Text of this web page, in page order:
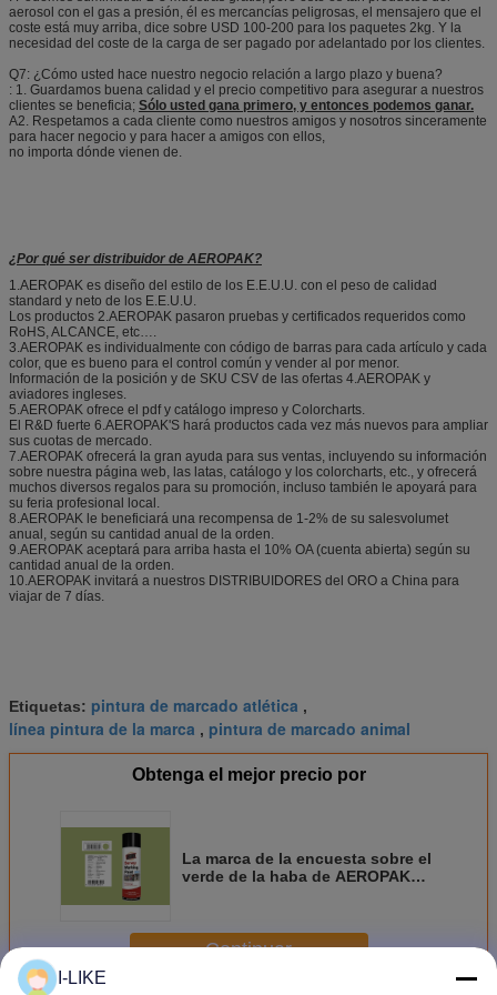
aerosol con el gas a presión, él es mercancías peligrosas, el mensajero que el
coste está muy arriba, dice sobre USD 100-200 para los paquetes 2kg. Y la
necesidad del coste de la carga de ser pagado por adelantado por los clientes.
Q7: ¿Cómo usted hace nuestro negocio relación a largo plazo y buena?
: 1. Guardamos buena calidad y el precio competitivo para asegurar a nuestros
clientes se beneficia; Sólo usted gana primero, y entonces podemos ganar.
A2. Respetamos a cada cliente como nuestros amigos y nosotros sinceramente
para hacer negocio y para hacer a amigos con ellos,
no importa dónde vienen de.
¿Por qué ser distribuidor de AEROPAK?
1.AEROPAK es diseño del estilo de los E.E.U.U. con el peso de calidad
standard y neto de los E.E.U.U.
Los productos 2.AEROPAK pasaron pruebas y certificados requeridos como
RoHS, ALCANCE, etc….
3.AEROPAK es individualmente con código de barras para cada artículo y cada
color, que es bueno para el control común y vender al por menor.
Información de la posición y de SKU CSV de las ofertas 4.AEROPAK y
aviadores ingleses.
5.AEROPAK ofrece el pdf y catálogo impreso y Colorcharts.
El R&D fuerte 6.AEROPAK'S hará productos cada vez más nuevos para ampliar
sus cuotas de mercado.
7.AEROPAK ofrecerá la gran ayuda para sus ventas, incluyendo su información
sobre nuestra página web, las latas, catálogo y los colorcharts, etc., y ofrecerá
muchos diversos regalos para su promoción, incluso también le apoyará para
su feria profesional local.
8.AEROPAK le beneficiará una recompensa de 1-2% de su salesvolumet
anual, según su cantidad anual de la orden.
9.AEROPAK aceptará para arriba hasta el 10% OA (cuenta abierta) según su
cantidad anual de la orden.
10.AEROPAK invitará a nuestros DISTRIBUIDORES del ORO a China para
viajar de 7 días.
Etiquetas: pintura de marcado atlética ,
línea pintura de la marca , pintura de marcado animal
Obtenga el mejor precio por
La marca de la encuesta sobre el
verde de la haba de AEROPAK
Continuar
I-LIKE